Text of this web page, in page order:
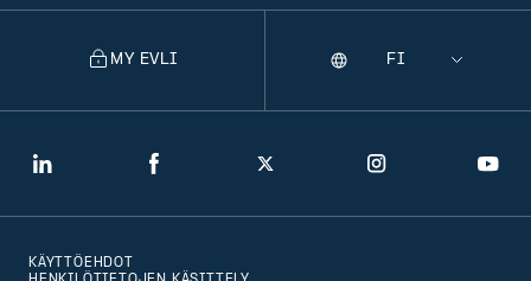
LinkedIn Facebook Twitter Instagram
MY EVLI
Selecting
Kieli
KÄYTTÖEHDOT